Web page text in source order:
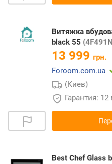
Витяжка
black 55
13 999 грн.
Foroom.com.ua
(Киев)
Гарантия: 12
Best Chef Glass